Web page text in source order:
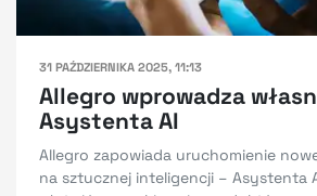
31 PAŹDZIERNIKA 2025, 11:13
Allegro wprowadza
Asystenta AI
Allegro zapowiada uruchomienie
na sztucznej inteligencji – Asystenta